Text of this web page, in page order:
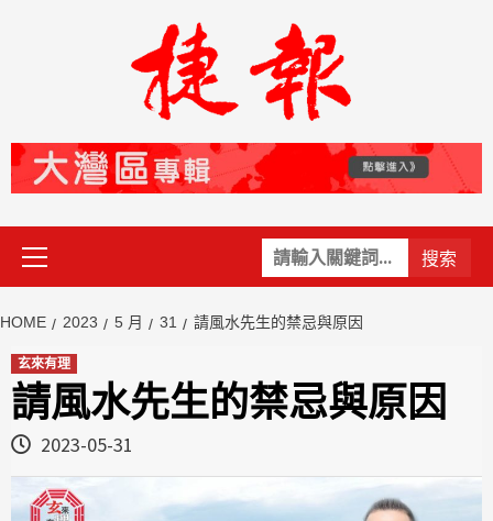
關
鍵
Primary
Menu
HOME 2023 5 月 31 請風水先生的禁忌與原因
玄來有理
請風水先生的禁忌與原因
2023-05-31